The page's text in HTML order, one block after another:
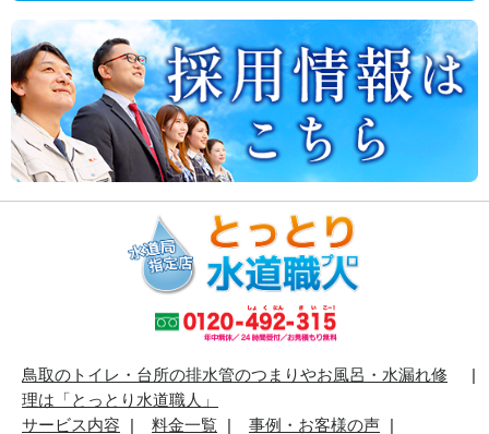
鳥取のトイレ・台所の排水管のつまりやお風呂・水漏れ修
理は「とっとり水道職人」
サービス内容
料金一覧
事例・お客様の声